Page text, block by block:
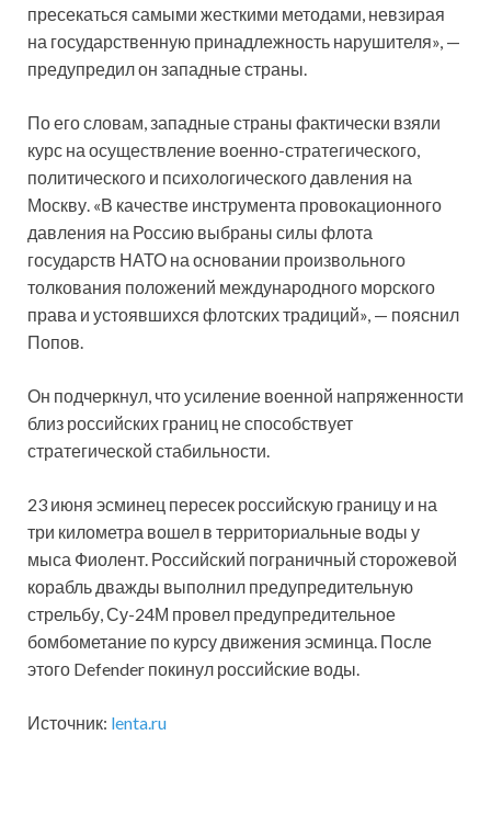
пресекаться самыми жесткими методами, невзирая
на государственную принадлежность нарушителя», —
предупредил он западные страны.
По его словам, западные страны фактически взяли
курс на осуществление военно-стратегического,
политического и психологического давления на
Москву. «В качестве инструмента провокационного
давления на Россию выбраны силы флота
государств НАТО на основании произвольного
толкования положений международного морского
права и устоявшихся флотских традиций», — пояснил
Попов.
Он подчеркнул, что усиление военной напряженности
близ российских границ не способствует
стратегической стабильности.
23 июня эсминец пересек российскую границу и на
три километра вошел в территориальные воды у
мыса Фиолент. Российский пограничный сторожевой
корабль дважды выполнил предупредительную
стрельбу, Су-24М провел предупредительное
бомбометание по курсу движения эсминца. После
этого Defender покинул российские воды.
Источник: lenta.ru